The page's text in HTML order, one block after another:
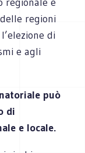
regioni
di
e agli
può
di
e locale.